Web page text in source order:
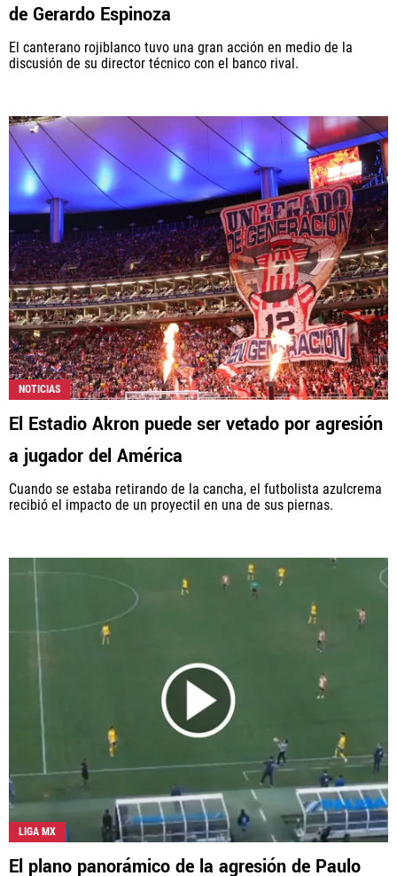
de Gerardo Espinoza
El canterano rojiblanco tuvo una gran acción en medio de la
discusión de su director técnico con el banco rival.
NOTICIAS
El Estadio Akron puede ser vetado por agresión
a jugador del América
Cuando se estaba retirando de la cancha, el futbolista azulcrema
recibió el impacto de un proyectil en una de sus piernas.
LIGA MX
El plano panorámico de la agresión de Paulo